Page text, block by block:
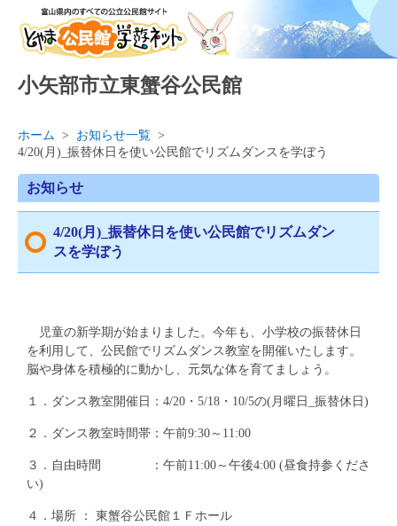
小矢部市立東蟹谷公民館
ホーム > お知らせ一覧 >
4/20(月)_振替休日を使い公民館でリズムダンスを学ぼう
お知らせ
4/20(月)_振替休日を使い公民館でリズムダン
スを学ぼう
児童の新学期が始まりました。今年も、小学校の振替休日
を利用して、公民館でリズムダンス教室を開催いたします。
脳や身体を積極的に動かし、元気な体を育てましょう。
１．ダンス教室開催日：4/20・5/18・10/5の(月曜日_振替休日)
２．ダンス教室時間帯：午前9:30～11:00
３．自由時間 ：午前11:00～午後4:00 (昼食持参くださ
い)
４．場所 ： 東蟹谷公民館１Ｆホール